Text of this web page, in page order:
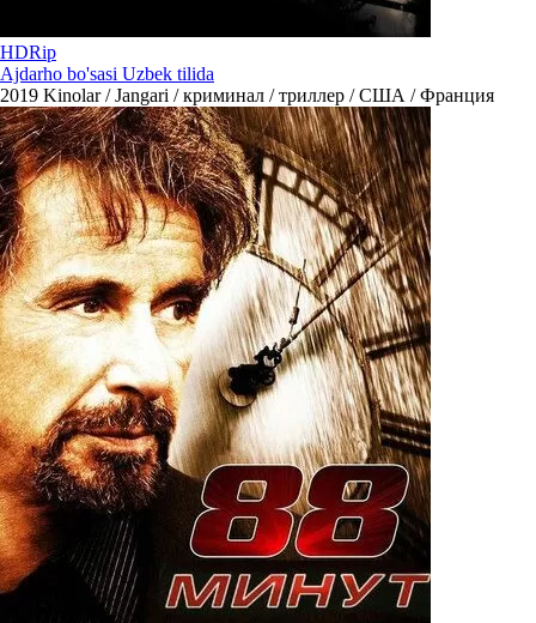
HDRip
Ajdarho bo'sasi Uzbek tilida
2019 Kinolar / Jangari / криминал / триллер / США / Франция